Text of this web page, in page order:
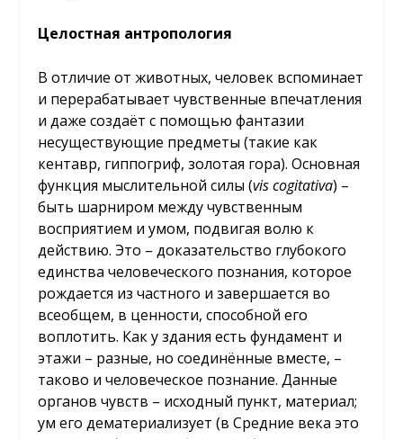
Целостная антропология
В отличие от животных, человек вспоминает
и перерабатывает чувственные впечатления
и даже создаёт с помощью фантазии
несуществующие предметы (такие как
кентавр, гиппогриф, золотая гора). Основная
функция мыслительной силы (vis cogitativa) –
быть шарниром между чувственным
восприятием и умом, подвигая волю к
действию. Это – доказательство глубокого
единства человеческого познания, которое
рождается из частного и завершается во
всеобщем, в ценности, способной его
воплотить. Как у здания есть фундамент и
этажи – разные, но соединённые вместе, –
таково и человеческое познание. Данные
органов чувств – исходный пункт, материал;
ум его дематериализует (в Средние века это